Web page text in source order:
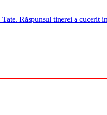
Răspunsul tinerei a cucerit